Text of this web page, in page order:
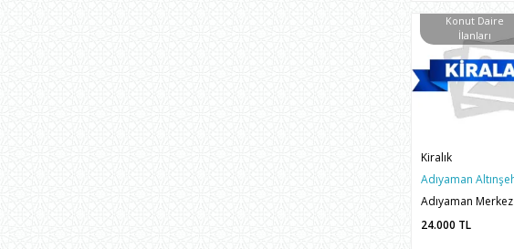
Konut Daire
İlanları
Kiralık
Adıyaman Merkez
24.000 TL